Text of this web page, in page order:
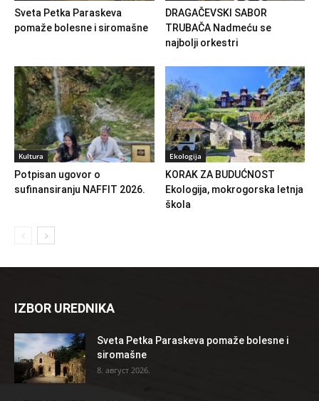
Sveta Petka Paraskeva
pomaže bolesne i siromašne
DRAGAČEVSKI SABOR
TRUBAČA Nadmeću se
najbolji orkestri
Kultura
Potpisan ugovor o
sufinansiranju NAFFIT 2026.
Ekologija
KORAK ZA BUDUĆNOST
Ekologija, mokrogorska letnja
škola
IZBOR UREDNIKA
Sveta Petka Paraskeva pomaže bolesne i
siromašne
8. август 2026.